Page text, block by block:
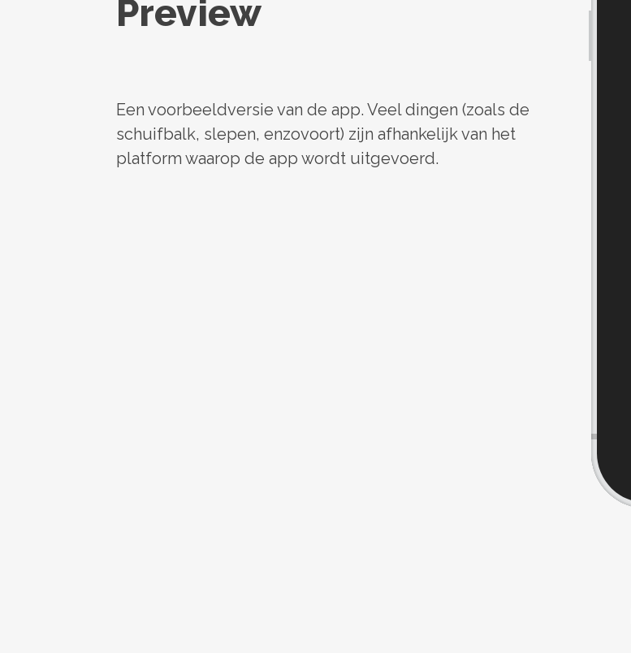
Preview
Een voorbeeldversie van de app. Veel dingen (zoals de
schuifbalk, slepen, enzovoort) zijn afhankelijk van het
platform waarop de app wordt uitgevoerd.